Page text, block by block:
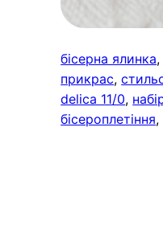
бісерна ялинка,
прикрас,
delica 11/0,
бісероплетіння,